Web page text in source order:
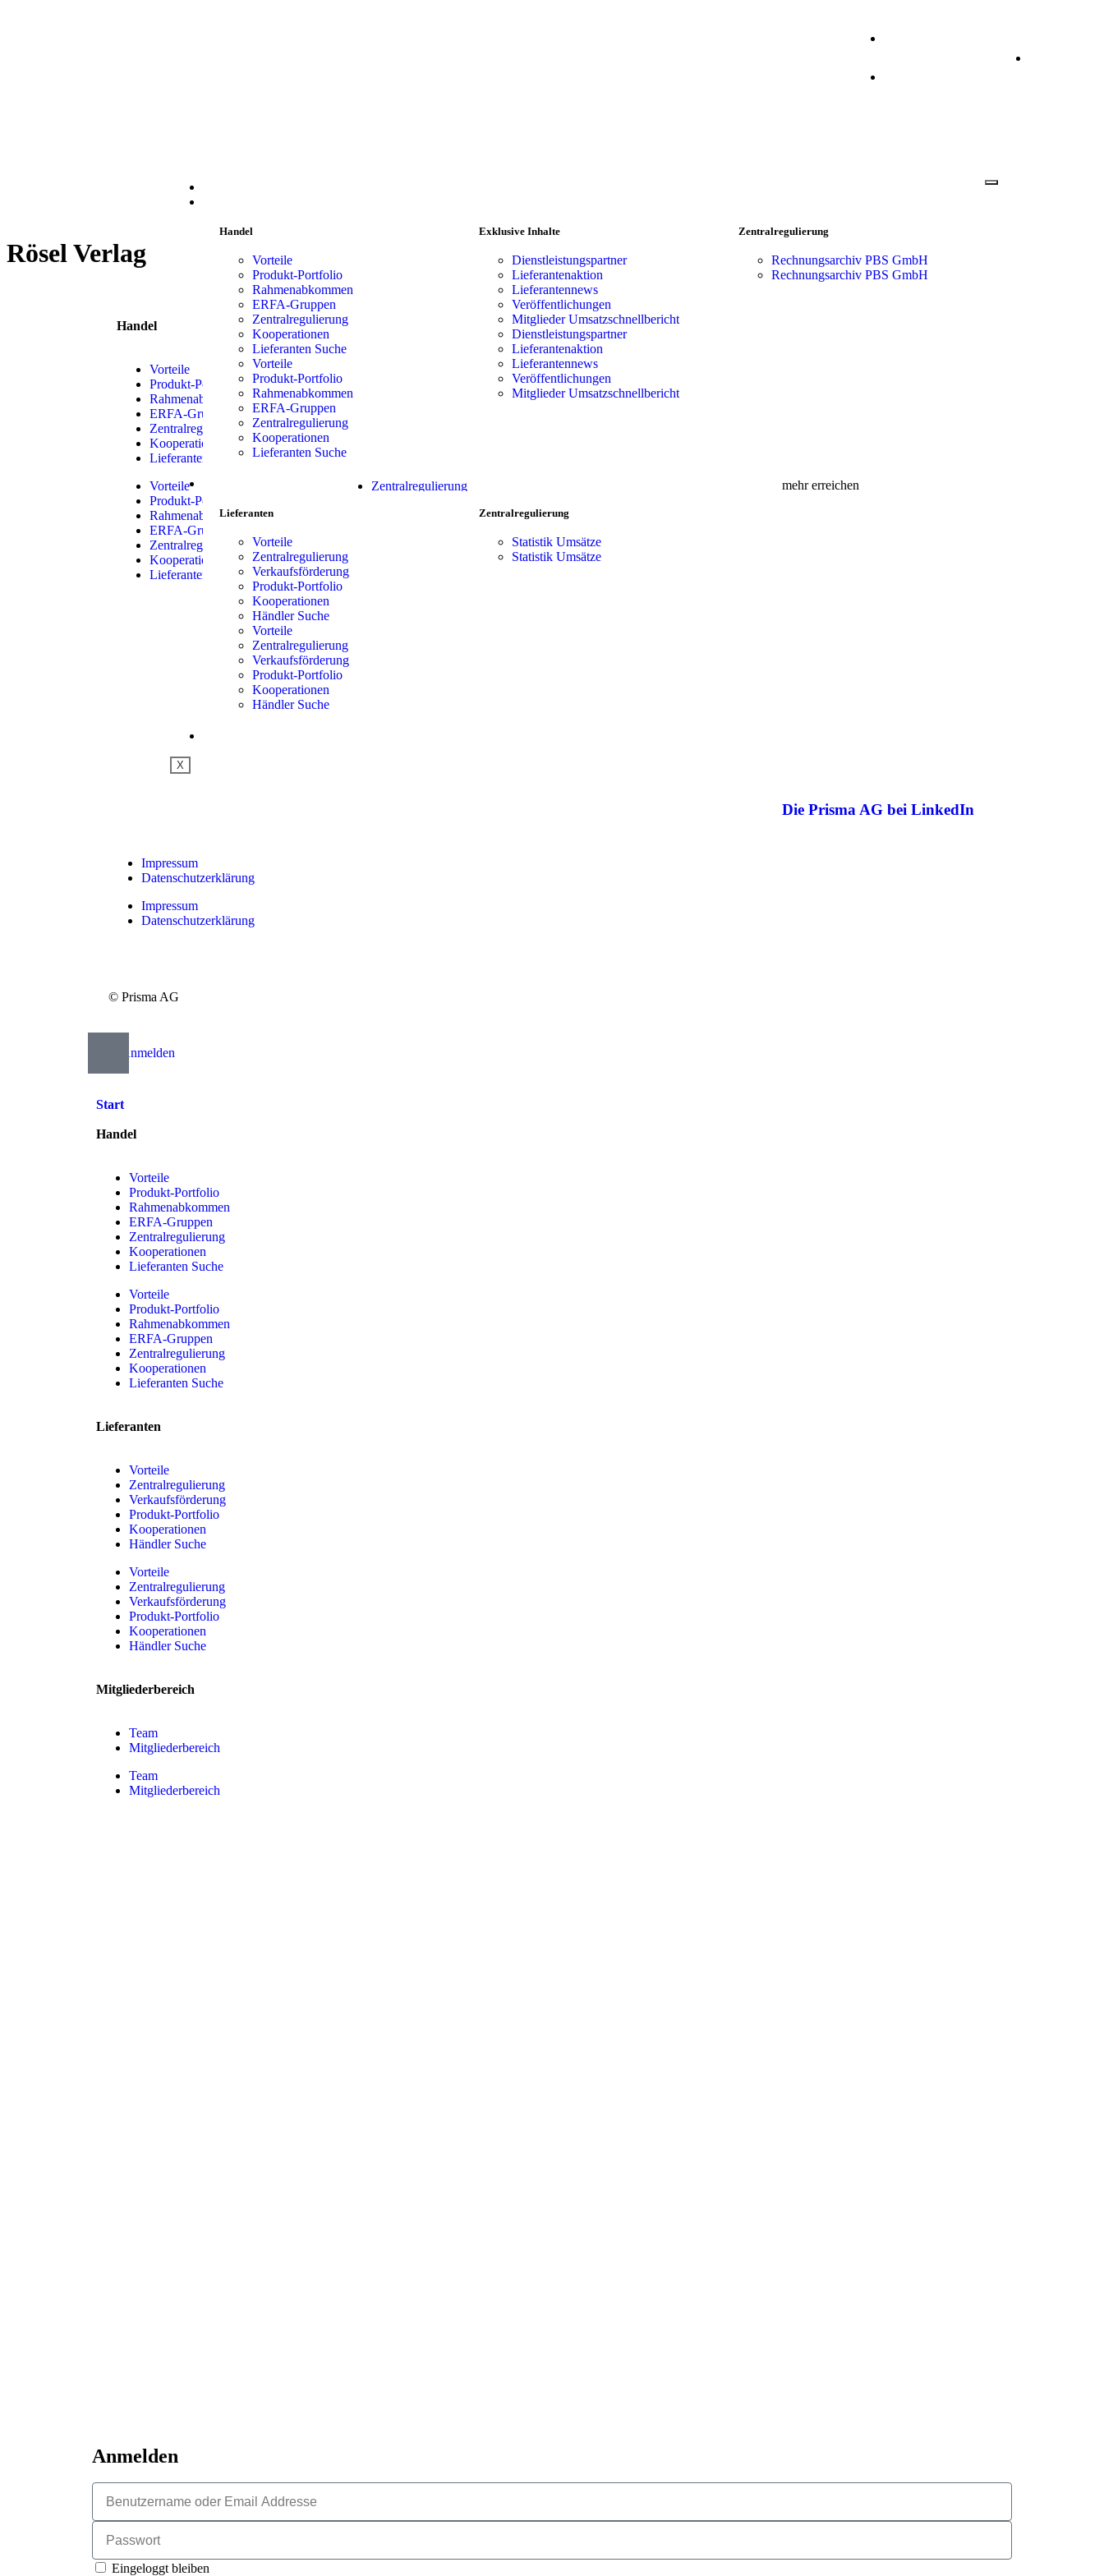
Handel
Vorteile
Produkt-Portfolio
Rahmenabkommen
ERFA-Gruppen
Zentralregulierung
Kooperationen
Lieferanten Suche
Vorteile
Produkt-Portfolio
Rahmenabkommen
ERFA-Gruppen
Zentralregulierung
Kooperationen
Lieferanten Suche
Exklusive Inhalte
Dienstleistungspartner
Lieferantenaktion
Lieferantennews
Veröffentlichungen
Mitglieder Umsatzschnellbericht
Dienstleistungspartner
Lieferantenaktion
Lieferantennews
Veröffentlichungen
Mitglieder Umsatzschnellbericht
Zentralregulierung
Rechnungsarchiv PBS GmbH
Rechnungsarchiv PBS GmbH
Lieferanten
Vorteile
Zentralregulierung
Verkaufsförderung
Produkt-Portfolio
Kooperationen
Händler Suche
Vorteile
Zentralregulierung
Verkaufsförderung
Produkt-Portfolio
Kooperationen
Händler Suche
Zentralregulierung
Statistik Umsätze
Statistik Umsätze
X
Rösel Verlag
Handel
Vorteile
Produkt-Portfolio
Rahmenabkommen
ERFA-Gruppen
Zentralregulierung
Kooperationen
Lieferanten Suche
Vorteile
Produkt-Portfolio
Rahmenabkommen
ERFA-Gruppen
Zentralregulierung
Kooperationen
Lieferanten Suche
Lieferanten
Zentralregulierung
Mitgliederbereich
Team
Mitgliederbereich
mehr erreichen
Die Prisma AG bei LinkedIn
Impressum
Datenschutzerklärung
Impressum
Datenschutzerklärung
© Prisma AG
Anmelden
Start
Handel
Vorteile
Produkt-Portfolio
Rahmenabkommen
ERFA-Gruppen
Zentralregulierung
Kooperationen
Lieferanten Suche
Vorteile
Produkt-Portfolio
Rahmenabkommen
ERFA-Gruppen
Zentralregulierung
Kooperationen
Lieferanten Suche
Lieferanten
Vorteile
Zentralregulierung
Verkaufsförderung
Produkt-Portfolio
Kooperationen
Händler Suche
Vorteile
Zentralregulierung
Verkaufsförderung
Produkt-Portfolio
Kooperationen
Händler Suche
Mitgliederbereich
Team
Mitgliederbereich
Team
Mitgliederbereich
Anmelden
Eingeloggt bleiben